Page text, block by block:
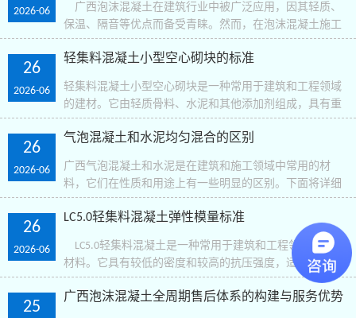
2026-06
广西泡沫混凝土在建筑行业中被广泛应用，因其轻质、
保温、隔音等优点而备受青睐。然而，在泡沫混凝土施工
过程中，存在一些质量问题需要解决。 首先，拼写错
误和语法错误是常见的问题之一。为了提高文章的可读性..
26
2026-06
轻集料混凝土小型空心砌块的标准
轻集料混凝土小型空心砌块是一种常用于建筑和工程领域
的建材。它由轻质骨料、水泥和其他添加剂组成，具有重
量轻、绝热性能好、施工方便等特点。以下是该产品的标
准。 东莞佛山泉州轻集料混凝土 ..
26
2026-06
气泡混凝土和水泥均匀混合的区别
广西气泡混凝土和水泥是在建筑和施工领域中常用的材
料，它们在性质和用途上有一些明显的区别。下面将详细
介绍气泡混凝土和水泥均匀混合的区
别。 1.成分： -气泡混凝
26
2026-06
LC5.0轻集料混凝土弹性模量标准
LC5.0轻集料混凝土是一种常用于建筑和工程领域的轻质
材料。它具有较低的密度和较高的抗压强度，适用于需要
减轻结构自重的场合。在使用LC5.0轻集料混凝土时，弹性
模量是一个重要的性能指标，用于评估其刚度和变形特..
25
广西泡沫混凝土全周期售后体系的构建与服务优势